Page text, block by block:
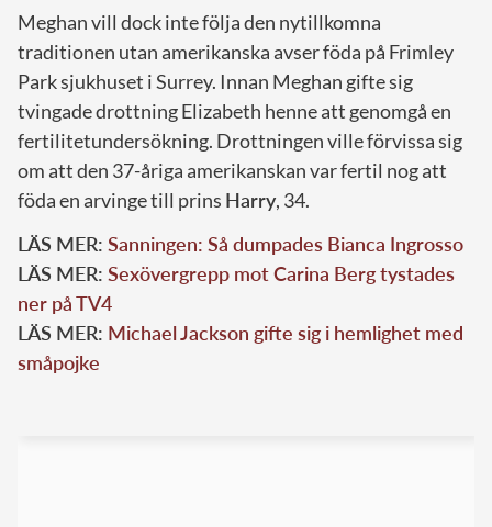
Meghan vill dock inte följa den nytillkomna
traditionen utan amerikanska avser föda på Frimley
Park sjukhuset i Surrey. Innan Meghan gifte sig
tvingade drottning Elizabeth henne att genomgå en
fertilitetundersökning. Drottningen ville förvissa sig
om att den 37-åriga amerikanskan var fertil nog att
föda en arvinge till prins Harry, 34.
LÄS MER: Sanningen: Så dumpades Bianca Ingrosso
LÄS MER: Sexövergrepp mot Carina Berg tystades
ner på TV4
LÄS MER: Michael Jackson gifte sig i hemlighet med
småpojke